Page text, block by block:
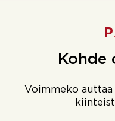
Kohde
Voimmeko auttaa